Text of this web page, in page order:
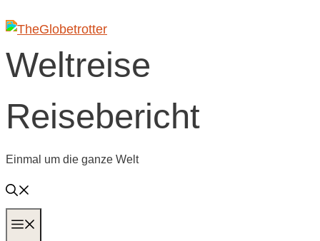
Inhalt
springen
Weltreise
Reisebericht
Einmal um die ganze Welt